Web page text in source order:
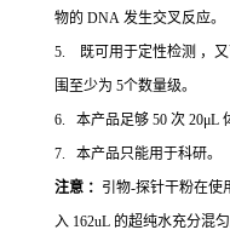
物的 DNA 发生交叉反应。
5. 既可用于定性检测 ，又
围至少为 5个数量级。
6. 本产品足够 50 次 20μL
7. 本产品只能用于科研。
注意 ： 引物-探针干粉在使
入 162uL 的超纯水充分混